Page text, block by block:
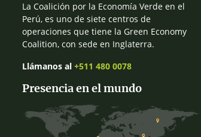
La Coalición por la Economía Verde en el
Perú, es uno de siete centros de
operaciones que tiene la Green Economy
Coalition, con sede en Inglaterra.
Llámanos al +511 480 0078
Presencia en el mundo